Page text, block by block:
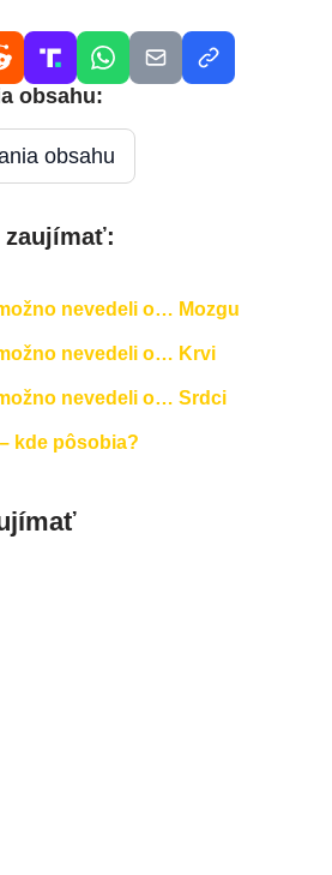
obsahu:
obsahu
zaujímať:
nevedeli o… Mozgu
nevedeli o… Krvi
nevedeli o… Srdci
kde pôsobia?